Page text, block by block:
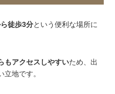
徒歩3分という便利な場所に
もアクセスしやすいため、出
地です。